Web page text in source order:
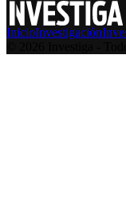
InicioInvestigación